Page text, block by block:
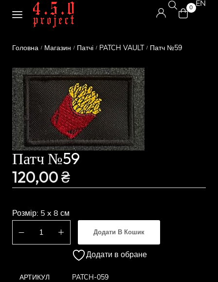
0 EN
Головна / Магазин / Патчі / PATCH VAULT / Патч №59
Патч №59
120,00₴
Розмір: 5 x 8 см
Додати В Кошик
Додати в обране
АРТИКУЛ PATCH-059